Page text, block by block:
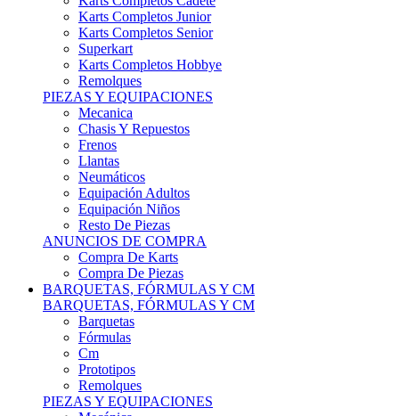
Karts Completos Senior
Superkart
Karts Completos Hobbye
Remolques
PIEZAS Y EQUIPACIONES
Mecanica
Chasis Y Repuestos
Frenos
Llantas
Neumáticos
Equipación Adultos
Equipación Niños
Resto De Piezas
ANUNCIOS DE COMPRA
Compra De Karts
Compra De Piezas
BARQUETAS, FÓRMULAS Y CM
BARQUETAS, FÓRMULAS Y CM
Barquetas
Fórmulas
Cm
Prototipos
Remolques
PIEZAS Y EQUIPACIONES
Mecánica
Electrónica